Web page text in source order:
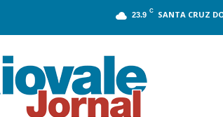
23.9 C SANTA CRUZ